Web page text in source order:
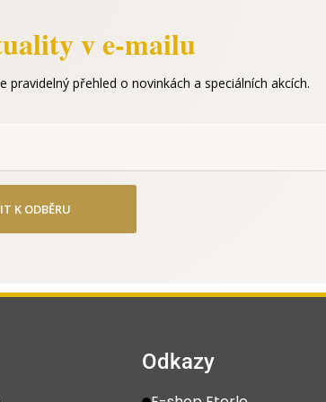
v e-mailu
přehled o novinkách a speciálních akcích.
K ODBĚRU
Odkazy